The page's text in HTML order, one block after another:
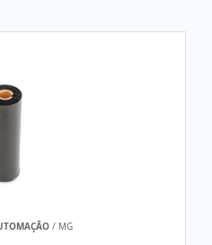
/ MG